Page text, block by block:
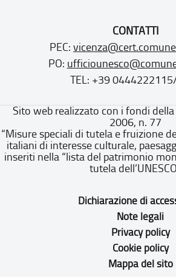
CONTATTI
PEC:
PO:
TEL: +39
Sito web realizzato con i fondi
2006, n. 77
“Misure speciali di tutela e fruizione
italiani di interesse culturale,
inseriti nella “lista del patrimonio
tutela
Dichiarazione di
Note legali
Privacy policy
Cookie policy
Mappa del sito